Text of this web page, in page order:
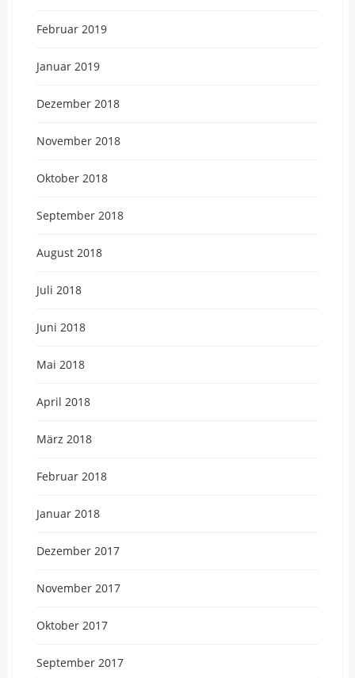
Februar 2019
Januar 2019
Dezember 2018
November 2018
Oktober 2018
September 2018
August 2018
Juli 2018
Juni 2018
Mai 2018
April 2018
März 2018
Februar 2018
Januar 2018
Dezember 2017
November 2017
Oktober 2017
September 2017